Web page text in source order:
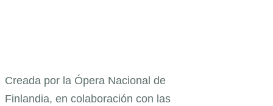
Creada por la Ópera Nacional de
Finlandia, en colaboración con las